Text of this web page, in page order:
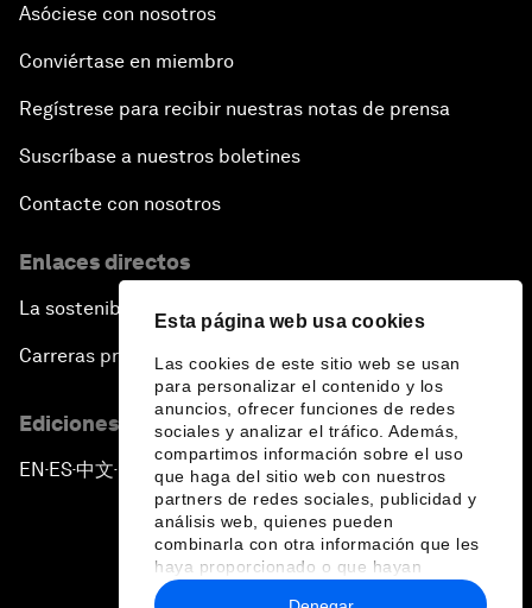
Esta página web usa cookies
Las cookies de este sitio web se usan
para personalizar el contenido y los
anuncios, ofrecer funciones de redes
sociales y analizar el tráfico. Además,
compartimos información sobre el uso
que haga del sitio web con nuestros
partners de redes sociales, publicidad y
análisis web, quienes pueden
combinarla con otra información que les
haya proporcionado o que hayan
recopilado a partir del uso que haya
Asóciese con nosotros
Conviértase en miembro
Regístrese para recibir nuestras notas de prensa
Suscríbase a nuestros boletines
Contacte con nosotros
Enlaces directos
La sostenibilidad en el Foro
Carreras profesionales
Ediciones en otros idiomas
EN ▪ES▪中文▪ 日本語